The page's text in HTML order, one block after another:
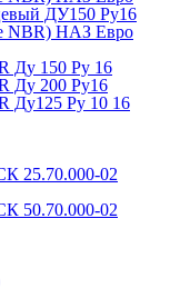
ДУ150 Ру16
NBR) НАЗ Евро
Ду 150 Ру 16
Ду 200 Ру16
Ду125 Ру 10 16
25.70.000-02
50.70.000-02